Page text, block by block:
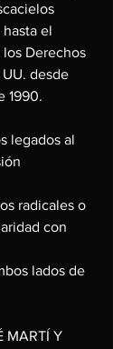
el
Derechos
desde
1990.
legados al
radicales o
con
lados de
MARTÍ Y